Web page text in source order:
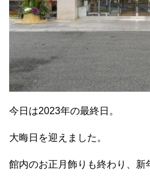
今日は2023年の最終日。
大晦日を迎えました。
館内のお正月飾りも終わり、新